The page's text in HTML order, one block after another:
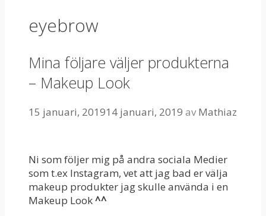
eyebrow
Mina följare väljer produkterna
– Makeup Look
15 januari, 201914 januari, 2019 avMathiaz
Ni som följer mig på andra sociala Medier
som t.ex Instagram, vet att jag bad er välja
makeup produkter jag skulle använda i en
Makeup Look^^